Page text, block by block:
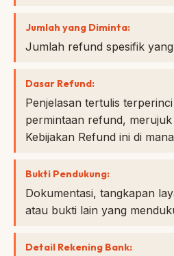
Jumlah yang Diminta:
Jumlah refund spesifik
Dasar Refund:
Penjelasan tertulis
permintaan refund,
Kebijakan Refund ini di
Bukti Pendukung:
Dokumentasi, tangkapan
atau bukti lain yang
Detail Rekening Bank: